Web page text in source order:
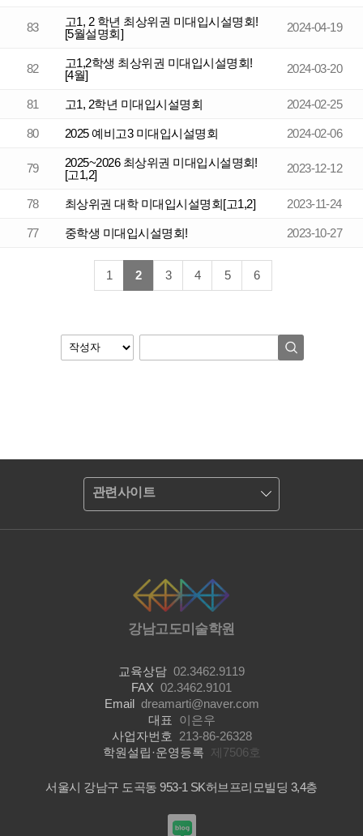
83
고1, 2 학년 최상위권 미대입시설명회!
[5월설명회]
2024-04-19
82
고1,2학생 최상위권 미대입시설명회!
[4월]
2024-03-20
81 고1, 2학년 미대입시설명회 2024-02-25
80 2025 예비고3 미대입시설명회 2024-02-06
79
2025~2026 최상위권 미대입시설명회!
[고1,2]
2023-12-12
78 최상위권 대학 미대입시설명회[고1,2] 2023-11-24
77 중학생 미대입시설명회! 2023-10-27
1 2 3 4 5 6
관련사이트
강남고도미술학원
교육상담 02.3462.9119
FAX 02.3462.9101
Email dreamarti@naver.com
대표
이은우
사업자번호
213-86-26328
학원설립·운영등록 제7506호
서울시 강남구 도곡동 953-1 SK허브프리모빌딩 3,4층